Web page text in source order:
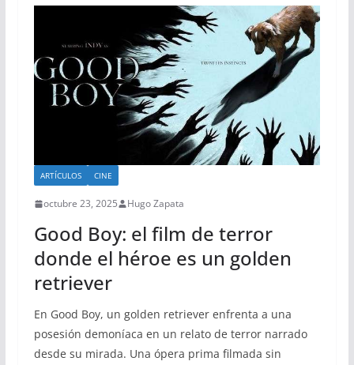
ARTÍCULOS CINE
octubre 23, 2025 Hugo Zapata
Good Boy: el film de terror
donde el héroe es un golden
retriever
En Good Boy, un golden retriever enfrenta a una
posesión demoníaca en un relato de terror narrado
desde su mirada. Una ópera prima filmada sin